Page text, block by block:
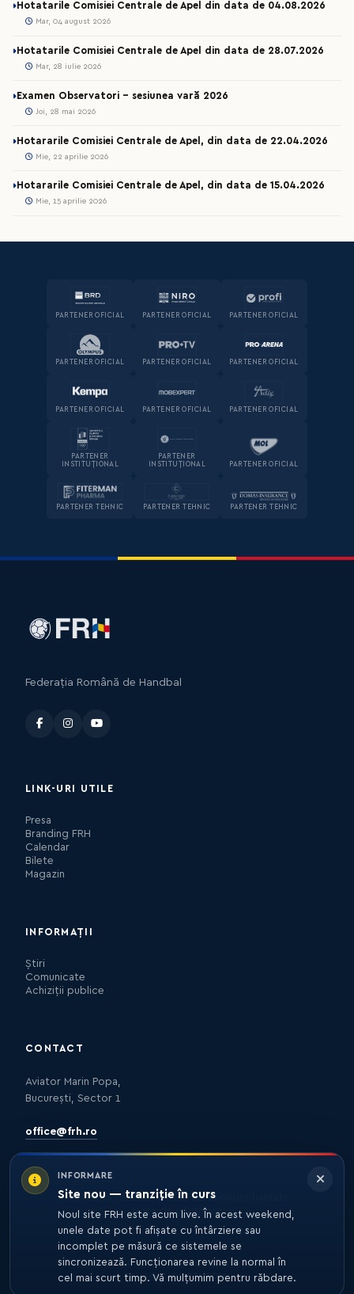
Hotatarile Comisiei Centrale de Apel din data de 04.08.2026
Mar, 04 august 2026
Hotatarile Comisiei Centrale de Apel din data de 28.07.2026
Mar, 28 iulie 2026
Examen Observatori - sesiunea vară 2026
Joi, 28 mai 2026
Hotararile Comisiei Centrale de Apel, din data de 22.04.2026
Mie, 22 aprilie 2026
Hotararile Comisiei Centrale de Apel, din data de 15.04.2026
Mie, 15 aprilie 2026
PARTENER OFICIAL PARTENER OFICIAL PARTENER OFICIAL
PARTENER OFICIAL PARTENER OFICIAL PARTENER OFICIAL
PARTENER OFICIAL PARTENER OFICIAL PARTENER OFICIAL
PARTENER
INSTITUȚIONAL
PARTENER
INSTITUȚIONAL
PARTENER OFICIAL
PARTENER TEHNIC PARTENER TEHNIC PARTENER TEHNIC
INFORMARE
Site nou — tranziție în curs
Noul site FRH este acum live. În acest weekend,
unele date pot fi afișate cu întârziere sau
incomplet pe măsură ce sistemele se
sincronizează. Funcționarea revine la normal în
cel mai scurt timp. Vă mulțumim pentru răbdare.
Federația Română de Handbal
LINK-URI UTILE
Presa
Branding FRH
Calendar
Bilete
Magazin
INFORMAȚII
Știri
Comunicate
Achiziții publice
CONTACT
Aviator Marin Popa,
București, Sector 1
office@frh.ro
Protecția datelorPolitica de confidențialitate
Nota de informare
© 2026 FRH. TOATE DREPTURILE REZERVATE.
DEZVOLTARE27MEDIA